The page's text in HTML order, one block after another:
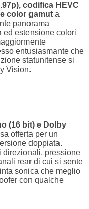
codifica HEVC
color gamut a
panorama
ed estensione colori
entusiasmante che
statunitense si
Vision.
(16 bit) e Dolby
offerta per un
doppiata.
direzionali, pressione
rear di cui si sente
sonica che meglio
con qualche